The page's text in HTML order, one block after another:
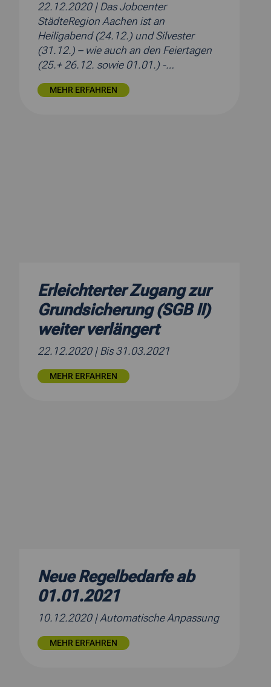
22.12.2020 | Das Jobcenter
StädteRegion Aachen ist an
Heiligabend (24.12.) und Silvester
(31.12.) – wie auch an den Feiertagen
(25.+ 26.12. sowie 01.01.) -…
MEHR ERFAHREN
Erleichterter Zugang zur
Grundsicherung (SGB II)
weiter verlängert
22.12.2020 | Bis 31.03.2021
MEHR ERFAHREN
Neue Regelbedarfe ab
01.01.2021
10.12.2020 | Automatische Anpassung
MEHR ERFAHREN